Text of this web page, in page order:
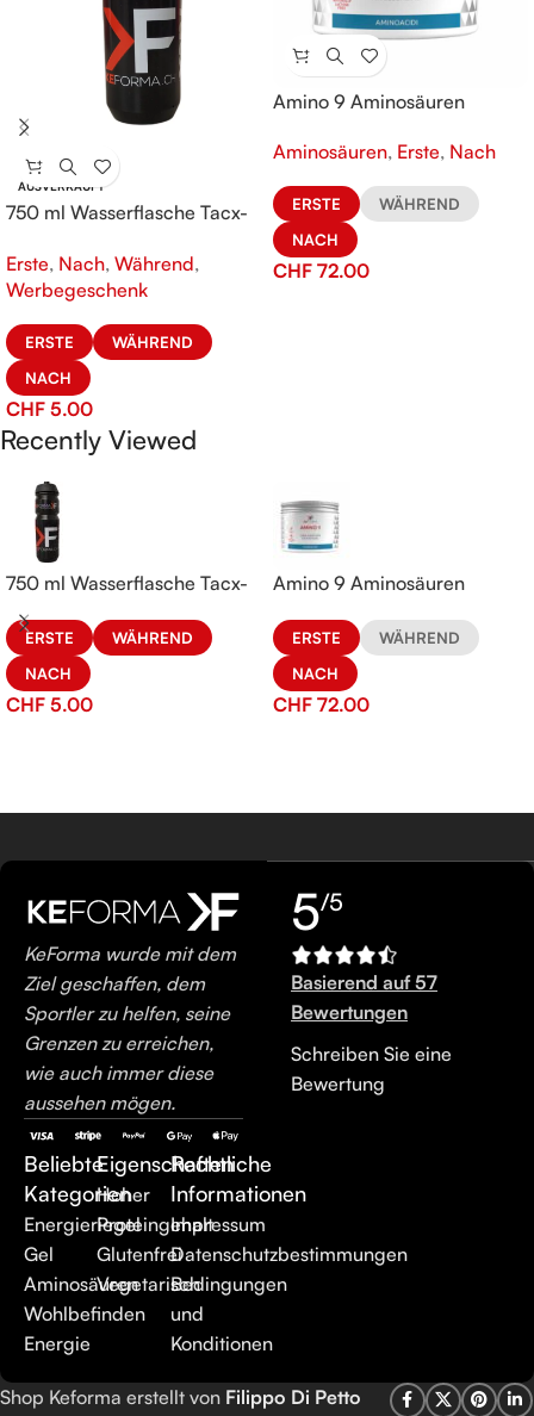
AUSVERKAUFT
750 ml Wasserflasche Tacx-
Erste, Nach, Während,
Werbegeschenk
ERSTE
WÄHREND
NACH
CHF 5.00
Amino 9 Aminosäuren
Aminosäuren, Erste, Nach
ERSTE
WÄHREND
NACH
CHF 72.00
Recently Viewed
750 ml Wasserflasche Tacx-
KeFORMA
ERSTE
WÄHREND
NACH
CHF 5.00
Amino 9 Aminosäuren
ERSTE
WÄHREND
NACH
CHF 72.00
KeForma wurde mit dem
Ziel geschaffen, dem
Sportler zu helfen, seine
Grenzen zu erreichen,
wie auch immer diese
aussehen mögen.
Beliebte
Kategorien
Energieriegel
Gel
Aminosäuren
Wohlbefinden
Energie
Eigenschaften
Hoher
Proteingehalt
Glutenfrei
Vegetarisch
Rechtliche
Informationen
Impressum
Datenschutzbestimmungen
Bedingungen
und
Konditionen
5/5
Basierend auf 57
Bewertungen
Schreiben Sie eine
Bewertung
Shop Keforma erstellt von Filippo Di Petto